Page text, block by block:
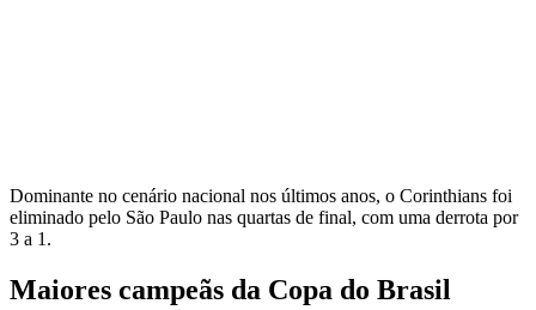
Dominante no cenário nacional nos últimos anos, o Corinthians foi
eliminado pelo São Paulo nas quartas de final, com uma derrota por
3 a 1.
Maiores campeãs da Copa do Brasil